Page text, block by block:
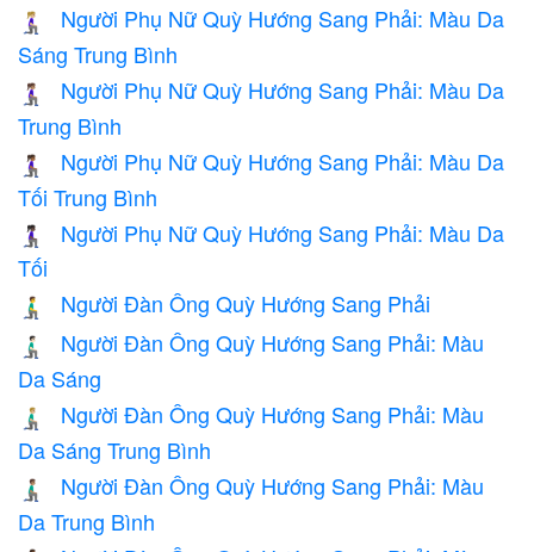
🧎🏼‍♀️‍➡️
Người Phụ Nữ Quỳ Hướng Sang Phải: Màu Da
Sáng Trung Bình
🧎🏽‍♀️‍➡️
Người Phụ Nữ Quỳ Hướng Sang Phải: Màu Da
Trung Bình
🧎🏾‍♀️‍➡️
Người Phụ Nữ Quỳ Hướng Sang Phải: Màu Da
Tối Trung Bình
🧎🏿‍♀️‍➡️
Người Phụ Nữ Quỳ Hướng Sang Phải: Màu Da
Tối
🧎‍♂️‍➡️ Người Đàn Ông Quỳ Hướng Sang Phải
🧎🏻‍♂️‍➡️
Người Đàn Ông Quỳ Hướng Sang Phải: Màu
Da Sáng
🧎🏼‍♂️‍➡️
Người Đàn Ông Quỳ Hướng Sang Phải: Màu
Da Sáng Trung Bình
🧎🏽‍♂️‍➡️
Người Đàn Ông Quỳ Hướng Sang Phải: Màu
Da Trung Bình